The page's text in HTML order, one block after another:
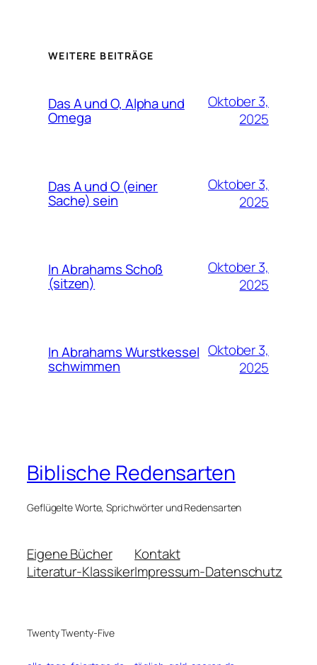
WEITERE BEITRÄGE
Das A und O, Alpha und
Omega
Oktober 3,
2025
Das A und O (einer
Sache) sein
Oktober 3,
2025
In Abrahams Schoß
(sitzen)
Oktober 3,
2025
In Abrahams Wurstkessel
schwimmen
Oktober 3,
2025
Biblische Redensarten
Geflügelte Worte, Sprichwörter und Redensarten
Eigene Bücher
Literatur-Klassiker
Kontakt
Impressum-Datenschutz
Twenty Twenty-Five